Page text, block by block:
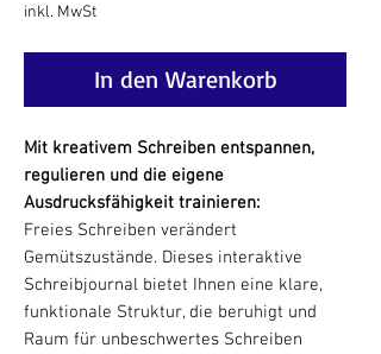
inkl. MwSt
In den Warenkorb
Mit kreativem Schreiben entspannen,
regulieren und die eigene
Ausdrucksfähigkeit trainieren:
Freies Schreiben verändert
Gemütszustände. Dieses interaktive
Schreibjournal bietet Ihnen eine klare,
funktionale Struktur, die beruhigt und
Raum für unbeschwertes Schreiben